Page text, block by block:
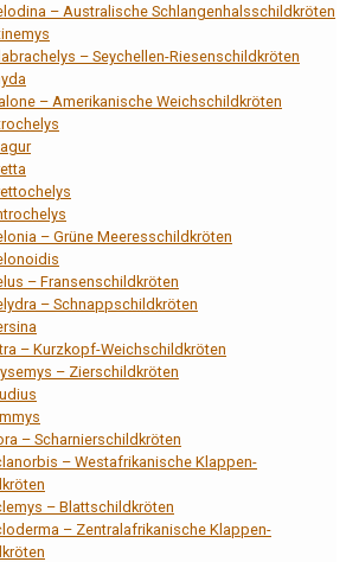
– Australische Schlangenhalsschildkröten
– Seychellen-Riesenschildkröten
– Amerikanische Weichschildkröten
– Grüne Meeresschildkröten
– Fransenschildkröten
– Schnappschildkröten
– Kurzkopf-Weichschildkröten
– Zierschildkröten
– Scharnierschildkröten
– Westafrikanische Klappen-
– Blattschildkröten
– Zentralafrikanische Klappen-